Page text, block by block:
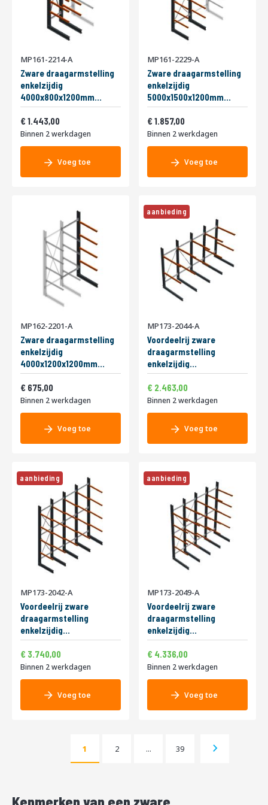
MP161-2214-A
Zware draagarmstelling
enkelzijdig
4000x800x1200mm
(hxbxd) 5 niveaus
beginsectie
1.443,00
Binnen 2 werkdagen
Voeg toe
MP161-2229-A
Zware draagarmstelling
enkelzijdig
5000x1500x1200mm
(hxbxd) 6 niveaus
beginsectie
1.857,00
Binnen 2 werkdagen
Voeg toe
MP162-2201-A
Zware draagarmstelling
enkelzijdig
4000x1200x1200mm
(hxbxd) 4 niveaus
aanbouwsectie
675,00
Binnen 2 werkdagen
Voeg toe
aanbieding
MP173-2044-A
Voordeelrij zware
draagarmstelling
enkelzijdig
3000x4882x1500mm
(hxbxd) 2 niveaus
Speciale
prijs
2.463,00
Binnen 2 werkdagen
Voeg toe
aanbieding
MP173-2042-A
Voordeelrij zware
draagarmstelling
enkelzijdig
5000x4900x1000mm
(hxbxd) 4 niveaus
Speciale
prijs
3.740,00
Binnen 2 werkdagen
Voeg toe
aanbieding
MP173-2049-A
Voordeelrij zware
draagarmstelling
enkelzijdig
5000x4100x1500mm
(hxbxd) 4 niveaus
Speciale
prijs
4.336,00
Binnen 2 werkdagen
Voeg toe
Pagina
U lees momenteel pagina
1 Pagina
2 ... Pagina
39 Pagina
Volgende